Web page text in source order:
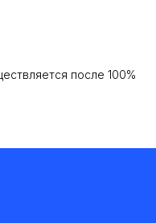
после 100%